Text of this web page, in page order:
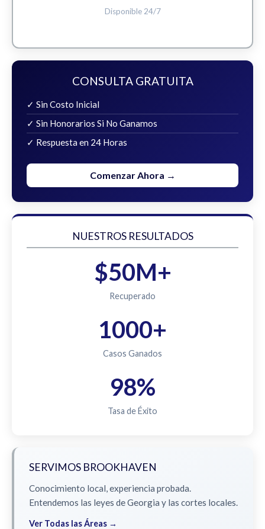
Disponible 24/7
CONSULTA GRATUITA
✓ Sin Costo Inicial
✓ Sin Honorarios Si No Ganamos
✓ Respuesta en 24 Horas
Comenzar Ahora →
NUESTROS RESULTADOS
$50M+
Recuperado
1000+
Casos Ganados
98%
Tasa de Éxito
SERVIMOS BROOKHAVEN
Conocimiento local, experiencia probada.
Entendemos las leyes de Georgia y las cortes locales.
Ver Todas las Áreas →